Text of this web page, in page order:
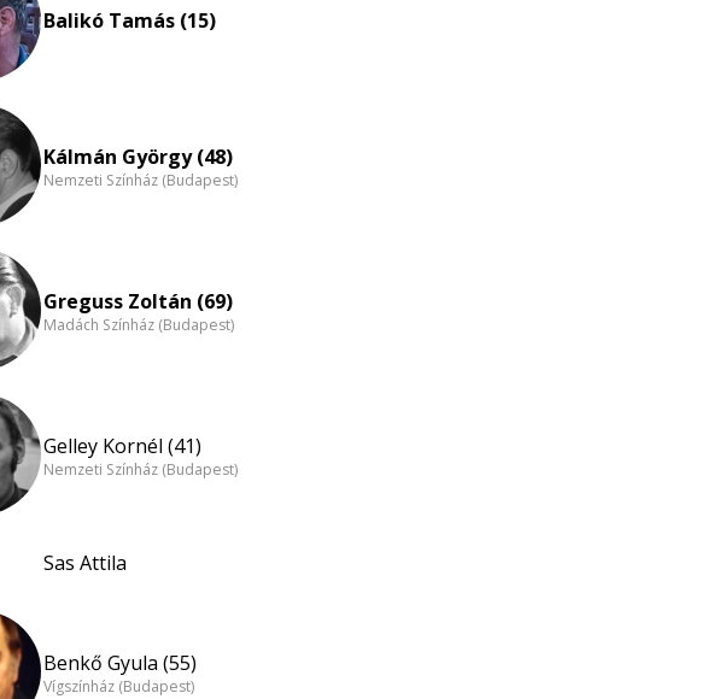
Balikó Tamás (15)
Kálmán György (48)
Nemzeti Színház (Budapest)
Greguss Zoltán (69)
Madách Színház (Budapest)
Gelley Kornél (41)
Nemzeti Színház (Budapest)
Sas Attila
Benkő Gyula (55)
Vígszínház (Budapest)